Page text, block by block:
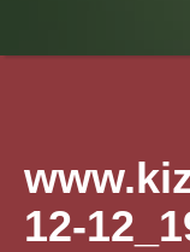
12-